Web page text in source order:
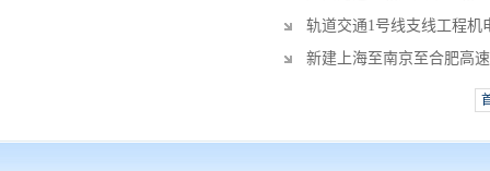
轨道交通1号线支线工程
新建上海至南京至合肥高